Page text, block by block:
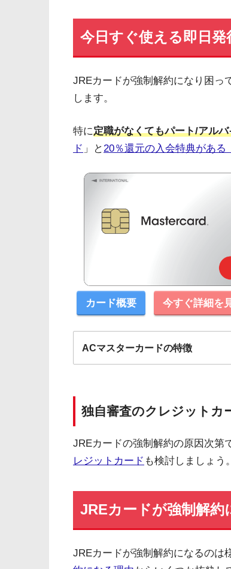
今日すぐ使える即日
JREカードが強制解約になり困っ
します。
特に定職がなくてもパート/アル
ド 」と20％還元の入会特典がある
カード概要 今すぐ詳細を
ACマスターカードの特徴
ショッピングリボの手数料率"10.0％～
契約日の翌日から30日間は金利0円でキャ
三菱ＵＦＪフィナンシャル・グループの信
独自審査のクレジットカ
JREカードの強制解約の原因次第
レジットカード も検討しましょう。
JREカードが強制解約
JREカードが強制解約になるのは